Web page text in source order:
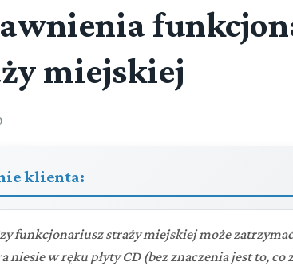
miejskiej
klienta:
funkcjonariusz straży miejskiej może
niesie w ręku płyty CD (bez znaczenia jest to,